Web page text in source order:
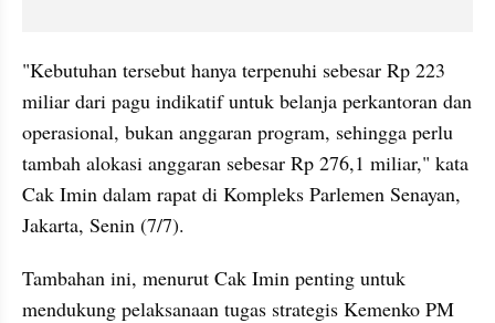
"Kebutuhan tersebut hanya terpenuhi sebesar Rp 223
miliar dari pagu indikatif untuk belanja perkantoran dan
operasional, bukan anggaran program, sehingga perlu
tambah alokasi anggaran sebesar Rp 276,1 miliar," kata
Cak Imin dalam rapat di Kompleks Parlemen Senayan,
Jakarta, Senin (7/7).
Tambahan ini, menurut Cak Imin penting untuk
mendukung pelaksanaan tugas strategis Kemenko PM